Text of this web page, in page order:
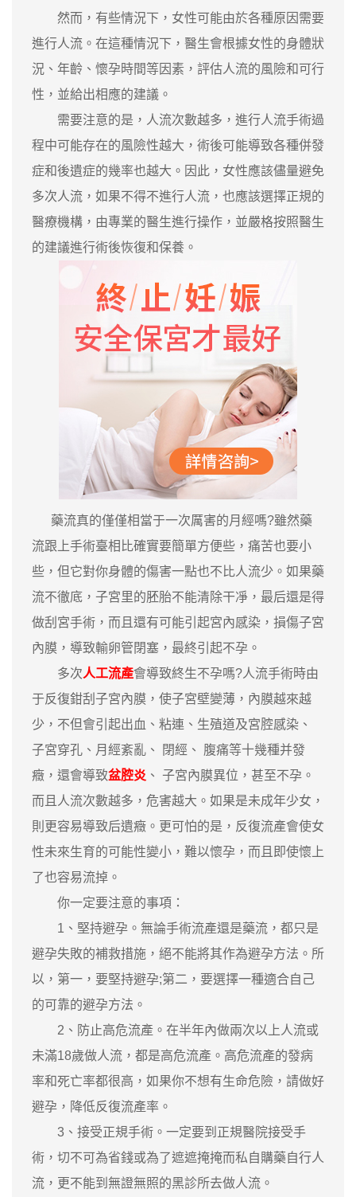
然而，有些情況下，女性可能由於各種原因需要
進行人流。在這種情況下，醫生會根據女性的身體狀
況、年齡、懷孕時間等因素，評估人流的風險和可行
性，並給出相應的建議。
需要注意的是，人流次數越多，進行人流手術過
程中可能存在的風險性越大，術後可能導致各種併發
症和後遺症的幾率也越大。因此，女性應該儘量避免
多次人流，如果不得不進行人流，也應該選擇正規的
醫療機構，由專業的醫生進行操作，並嚴格按照醫生
的建議進行術後恢復和保養。
藥流真的僅僅相當于一次厲害的月經嗎?雖然藥
流跟上手術臺相比確實要簡單方便些，痛苦也要小
些，但它對你身體的傷害一點也不比人流少。如果藥
流不徹底，子宮里的胚胎不能清除干凈，最后還是得
做刮宮手術，而且還有可能引起宮內感染，損傷子宮
內膜，導致輸卵管閉塞，最終引起不孕。
多次人工流產會導致終生不孕嗎?人流手術時由
于反復鉗刮子宮內膜，使子宮壁變薄，內膜越來越
少，不但會引起出血、粘連、生殖道及宮腔感染、
子宮穿孔、月經紊亂、 閉經、 腹痛等十幾種并發
癥，還會導致盆腔炎 、 子宮內膜異位，甚至不孕。
而且人流次數越多，危害越大。如果是未成年少女，
則更容易導致后遺癥。更可怕的是，反復流產會使女
性未來生育的可能性變小，難以懷孕，而且即使懷上
了也容易流掉。
你一定要注意的事項：
1、堅持避孕。無論手術流產還是藥流，都只是
避孕失敗的補救措施，絕不能將其作為避孕方法。所
以，第一，要堅持避孕;第二，要選擇一種適合自己
的可靠的避孕方法。
2、防止高危流產。在半年內做兩次以上人流或
未滿18歲做人流，都是高危流產。高危流產的發病
率和死亡率都很高，如果你不想有生命危險，請做好
避孕，降低反復流產率。
3、接受正規手術。一定要到正規醫院接受手
術，切不可為省錢或為了遮遮掩掩而私自購藥自行人
流，更不能到無證無照的黑診所去做人流。